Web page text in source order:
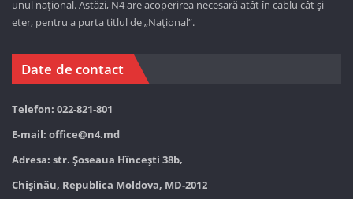
unul național. Astăzi, N4 are acoperirea necesară atât în cablu cât și
eter, pentru a purta titlul de „Național”.
Date de contact
Telefon: 022-821-801
E-mail: office@n4.md
Adresa: str. Șoseaua Hînceşti 38b,
Chișinău, Republica Moldova, MD-2012